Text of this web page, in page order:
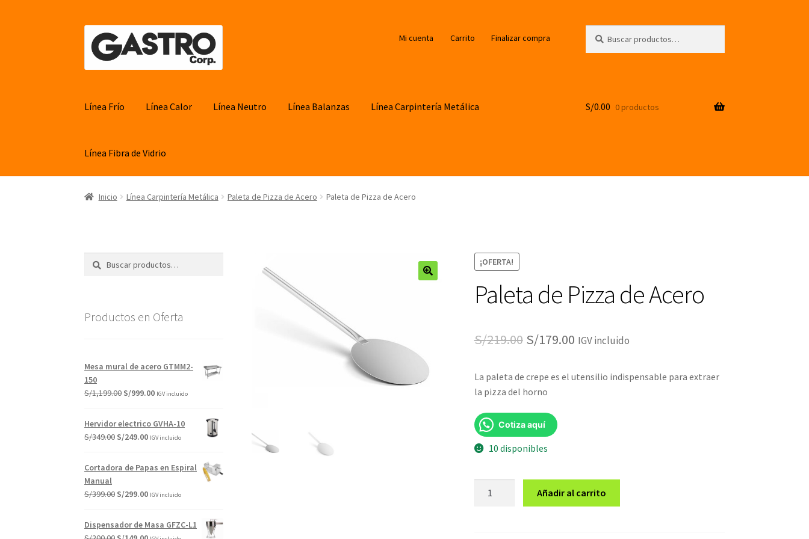
al
contenido
Mi cuenta Carrito Finalizar compra
por:
Línea Frío Línea Calor Línea Neutro Línea Balanzas Línea Carpintería Metálica
Línea Fibra de Vidrio
S/0.00 0 productos
Inicio Línea Carpintería Metálica Paleta de Pizza de Acero Paleta de Pizza de Acero
¡OFERTA!
Paleta de Pizza de Acero
S/219.00 El
original
S/219.00.
S/179.00El
actual
IGV incluido
La paleta de crepe es el utensilio indispensable para extraer
la pizza del horno
Cotiza aquí
10 disponibles
Añadir al carrito
Buscar
por:
Buscar
Productos en Oferta
Mesa mural de acero GTMM2-
150
S/1,199.00 El
original
era:
S/999.00El
actual
IGV incluido
Hervidor electrico GVHA-10
S/349.00 El
original
S/349.00.
S/249.00ElIGV incluido
Cortadora de Papas en Espiral
Manual
S/399.00 El
original
era:
S/299.00El
actual
IGV incluido
Dispensador de Masa GFZC-L1